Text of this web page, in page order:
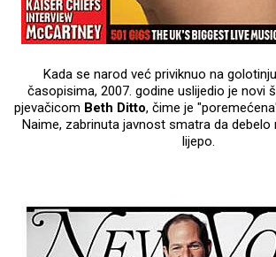
Kada se narod već priviknuo na
časopisima, 2007. godine uslijedio je novi
pjevačicom Beth Ditto, čime je
Naime, zabrinuta javnost smatra da debelo
lijepo.